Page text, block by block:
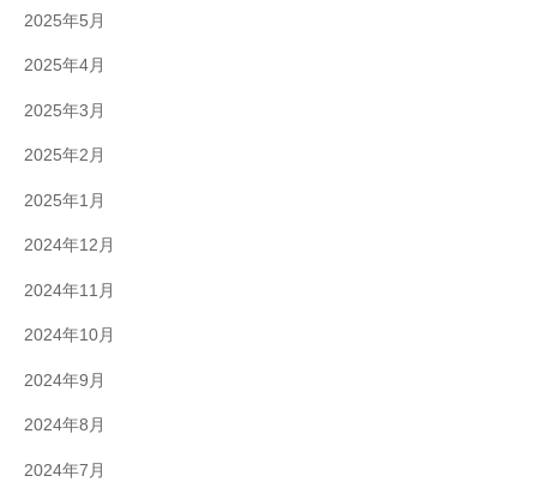
2025年5月
2025年4月
2025年3月
2025年2月
2025年1月
2024年12月
2024年11月
2024年10月
2024年9月
2024年8月
2024年7月